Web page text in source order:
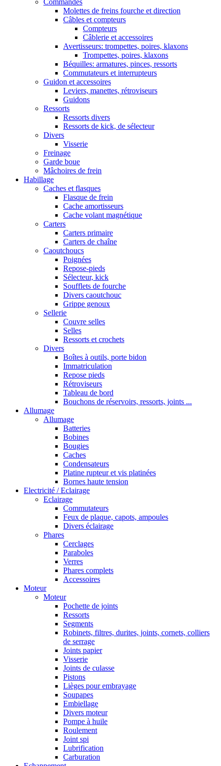
Commandes
Molettes de freins fourche et direction
Câbles et compteurs
Compteurs
Câblerie et accessoires
Avertisseurs: trompettes, poires, klaxons
Trompettes, poires, klaxons
Béquilles: armatures, pinces, ressorts
Commutateurs et interrupteurs
Guidon et accessoires
Leviers, manettes, rétroviseurs
Guidons
Ressorts
Ressorts divers
Ressorts de kick, de sélecteur
Divers
Visserie
Freinage
Garde boue
Mâchoires de frein
Habillage
Caches et flasques
Flasque de frein
Cache amortisseurs
Cache volant magnétique
Carters
Carters primaire
Carters de chaîne
Caoutchoucs
Poignées
Repose-pieds
Sélecteur, kick
Soufflets de fourche
Divers caoutchouc
Grippe genoux
Sellerie
Couvre selles
Selles
Ressorts et crochets
Divers
Boîtes à outils, porte bidon
Immatriculation
Repose pieds
Rétroviseurs
Tableau de bord
Bouchons de réservoirs, ressorts, joints ...
Allumage
Allumage
Batteries
Bobines
Bougies
Caches
Condensateurs
Platine rupteur et vis platinées
Bornes haute tension
Electricité / Eclairage
Eclairage
Commutateurs
Feux de plaque, capots, ampoules
Divers éclairage
Phares
Cerclages
Paraboles
Verres
Phares complets
Accessoires
Moteur
Moteur
Pochette de joints
Ressorts
Segments
Robinets, filtres, durites, joints, cornets, colliers
de serrage
Joints papier
Visserie
Joints de culasse
Pistons
Lièges pour embrayage
Soupapes
Embiellage
Divers moteur
Pompe à huile
Roulement
Joint spi
Lubrification
Carburation